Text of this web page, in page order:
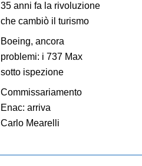
35 anni fa la rivoluzione
che cambiò il turismo
Boeing, ancora
problemi: i 737 Max
sotto ispezione
Commissariamento
Enac: arriva
Carlo Mearelli